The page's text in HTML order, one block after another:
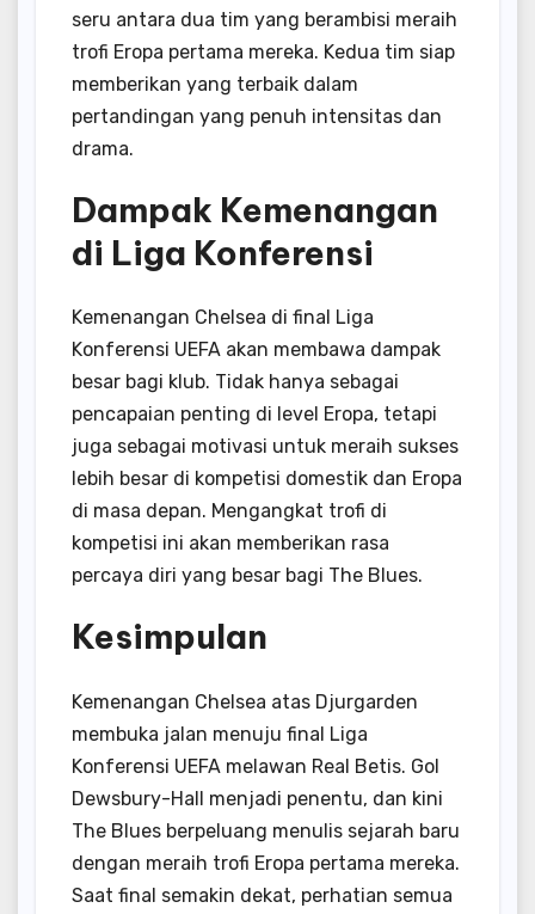
seru antara dua tim yang berambisi meraih
trofi Eropa pertama mereka. Kedua tim siap
memberikan yang terbaik dalam
pertandingan yang penuh intensitas dan
drama.
Dampak Kemenangan
di Liga Konferensi
Kemenangan Chelsea di final Liga
Konferensi UEFA akan membawa dampak
besar bagi klub. Tidak hanya sebagai
pencapaian penting di level Eropa, tetapi
juga sebagai motivasi untuk meraih sukses
lebih besar di kompetisi domestik dan Eropa
di masa depan. Mengangkat trofi di
kompetisi ini akan memberikan rasa
percaya diri yang besar bagi The Blues.
Kesimpulan
Kemenangan Chelsea atas Djurgarden
membuka jalan menuju final Liga
Konferensi UEFA melawan Real Betis. Gol
Dewsbury-Hall menjadi penentu, dan kini
The Blues berpeluang menulis sejarah baru
dengan meraih trofi Eropa pertama mereka.
Saat final semakin dekat, perhatian semua